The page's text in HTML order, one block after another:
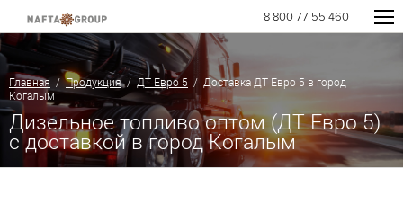
8 800 77 55 460
Главная /Продукция/ ДТ Евро 5 / Доставка ДТ Евро 5 в город
Когалым
Дизельное топливо оптом (ДТ Евро 5)
с доставкой в город Когалым